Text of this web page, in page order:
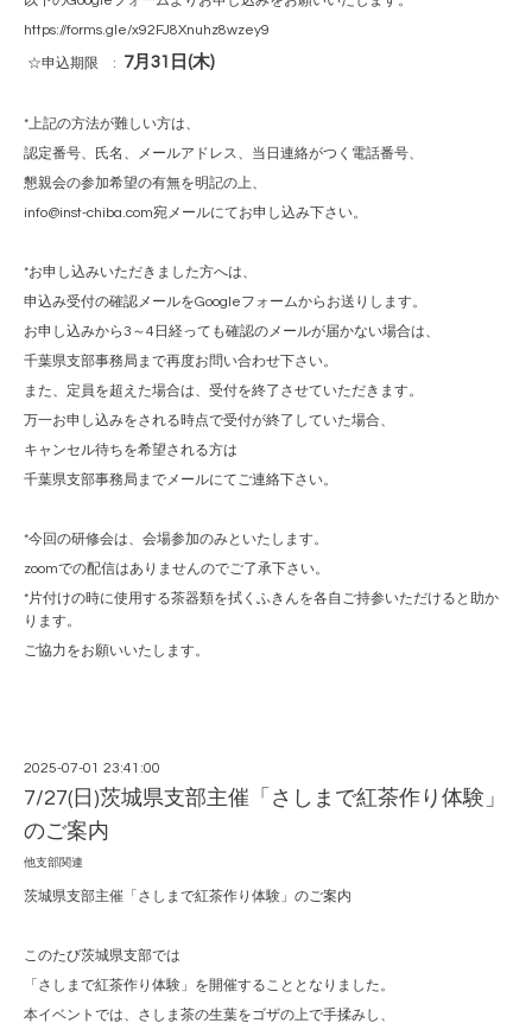
https://forms.gle/x92FJ8Xnuhz8wzey9
☆申込期限 : 7月 31 日 (木)
*上記の方法が難しい方は、
認定番号、氏名、メールアドレス、当日連絡がつく電話番号、
懇親会の参加希望の有無を明記の上、
info@inst-chiba.com宛メールにてお申し込み下さい。
*お申し込みいただきました方へは、
申込み受付の確認メールをGoogleフォームからお送りします。
お申し込みから 3 ～4 日経っても確認のメールが届かない場合は、
千葉県支部事務局まで再度お問い合わせ下さい。
また、定員を超えた場合は、受付を終了させていただきます。
万一お申し込みをされる時点で受付が終了していた場合、
キャンセル待ちを希望される方は
千葉県支部事務局までメールにてご連絡下さい。
*今回の研修会は、会場参加のみといたします。
zoomでの配信はありませんのでご了承下さい。
*片付けの時に使用する茶器類を拭くふきんを各自ご持参いただけると助か
ります。
ご協力をお願いいたします。
2025-07-01 23:41:00
7/27(日)茨城県支部主催「さしまで紅茶作り体験」
のご案内
他支部関連
茨城県支部主催「さしまで紅茶作り体験」のご案内
このたび茨城県支部では
「さしまで紅茶作り体験」を開催することとなりました。
本イベントでは、さしま茶の生葉をゴザの上で手揉みし、